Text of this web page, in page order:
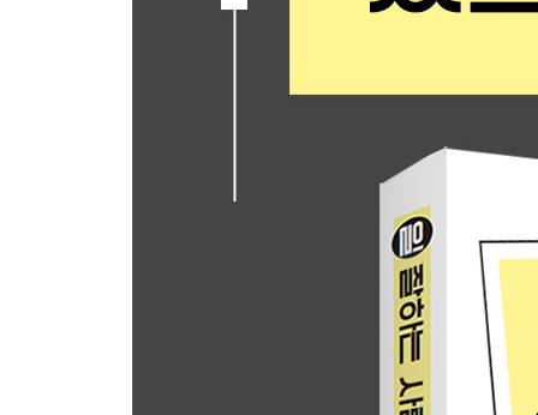
Chapter 16. 인생·커리어② 인생 계획 짜기
Chapter 2. 컴퓨터로 1페이지를 만들 때의 규칙
Chapter 3. 실제 상황을 상상하며 작성한다
마치며. 1페이지와 함께 개척할 밝은 미래